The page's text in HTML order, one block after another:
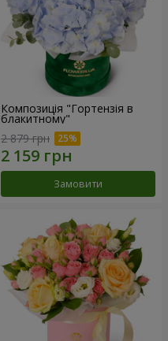
Композиція "Гортензія в
блакитному"
2 879 грн
Замовити